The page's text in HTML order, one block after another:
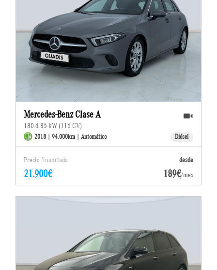
Mercedes-Benz Clase A
180 d 85 kW (116 CV)
2018 | 94.000km | Automático Diésel
Precio financiado desde
21.900€ 189€/mes